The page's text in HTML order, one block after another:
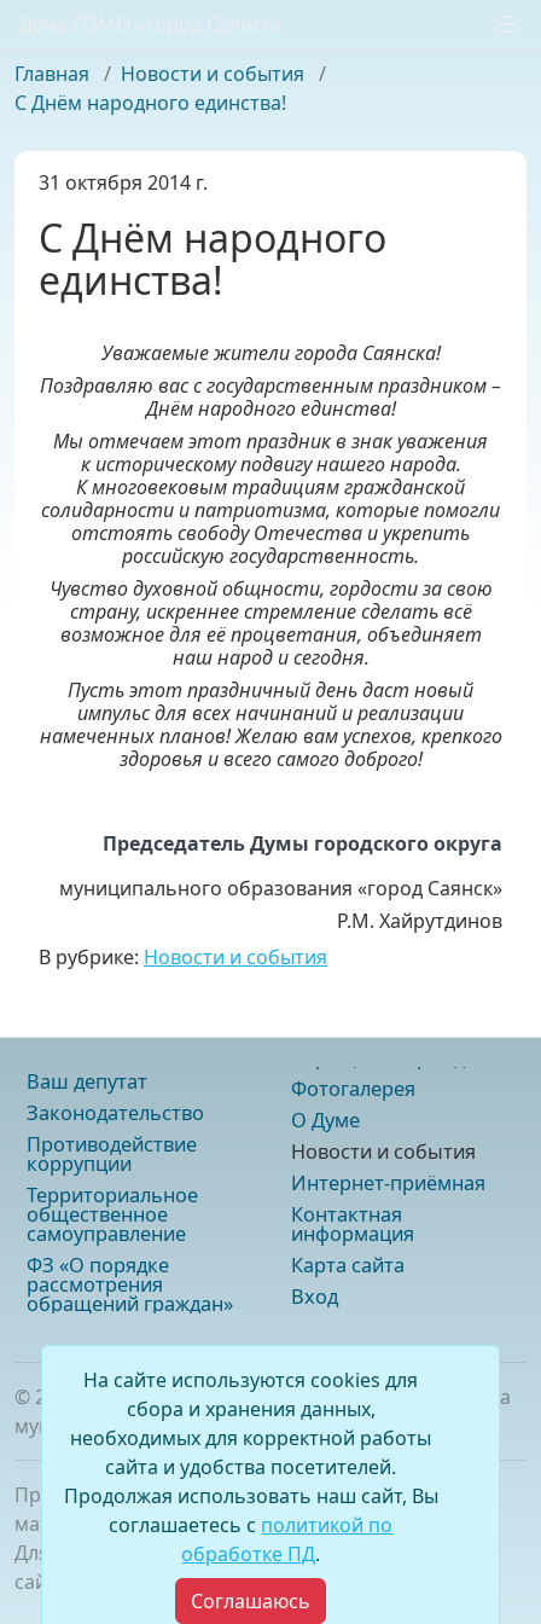
Дума ГОМО «город Саянск»
Главная / Новости и события /
С Днём народного единства!
31 октября 2014 г.
С Днём народного
единства!
Уважаемые жители города Саянска!
Поздравляю вас с государственным праздником –
Днём народного единства!
Мы отмечаем этот праздник в знак уважения
к историческому подвигу нашего народа.
К многовековым традициям гражданской
солидарности и патриотизма, которые помогли
отстоять свободу Отечества и укрепить
российскую государственность.
Чувство духовной общности, гордости за свою
страну, искреннее стремление сделать всё
возможное для её процветания, объединяет
наш народ и сегодня.
Пусть этот праздничный день даст новый
импульс для всех начинаний и реализации
намеченных планов! Желаю вам успехов, крепкого
здоровья и всего самого доброго!
Председатель Думы городского округа
муниципального образования «город Саянск»
Р.М. Хайрутдинов
В рубрике: Новости и события
Ваш депутат
Законодательство
Противодействие
коррупции
Территориальное
общественное
самоуправление
ФЗ «О порядке
рассмотрения
обращений граждан»
Фотогалерея
О Думе
Новости и события
Интернет-приёмная
Контактная
информация
Карта сайта
Вход
© 2026
. Официальный сайт Думы городского округа
муниципального образования «город Саянск»
При полном или частичном использовании
материалов ссылка на сайт обязательна.
Для сетевых изданий обязательна гиперссылка на
сайт –
www.dumasayansk.ru
На сайте используются cookies для
сбора и хранения данных,
необходимых для корректной работы
сайта и удобства посетителей.
Продолжая использовать наш сайт, Вы
соглашаетесь с политикой по
обработке ПД.
Соглашаюсь